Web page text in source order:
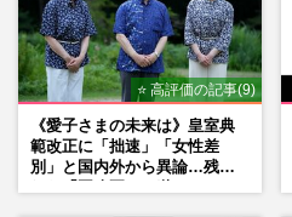
⭐ 高評価の記事(9)
《愛子さまの未来は》皇室典
範改正に「拙速」「女性差
別」と国内外から異論…残さ